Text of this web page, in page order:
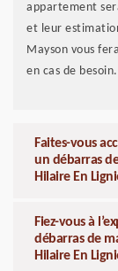
appartement
et leur
Mayson vous
en cas de besoin.
Faites-vous
un débarras
Hilaire En
Fiez-vous à
débarras de
Hilaire En